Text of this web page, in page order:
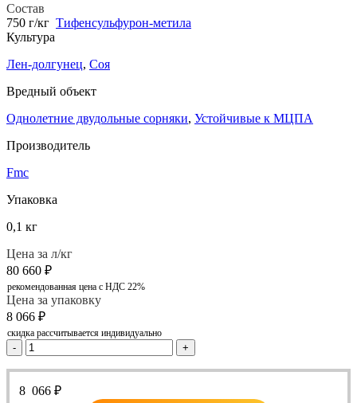
Состав
750 г/кг Тифенсульфурон-метила
Культура
Лен-долгунец, Соя
Вредный объект
Однолетние двудольные сорняки, Устойчивые к МЦПА
Производитель
Fmc
Упаковка
0,1 кг
Цена за л/кг
80 660 ₽
рекомендованная цена с НДС 22%
Цена за упаковку
8 066 ₽
скидка рассчитывается индивидуально
- +
8 066 ₽